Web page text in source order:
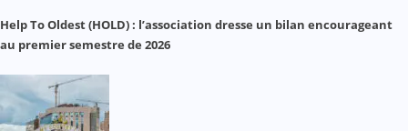
Help To Oldest (HOLD) : l’association dresse un bilan encourageant
au premier semestre de 2026